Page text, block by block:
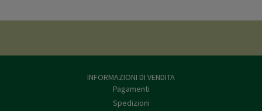
INFORMAZIONI DI VENDITA
Pagamenti
Spedizioni